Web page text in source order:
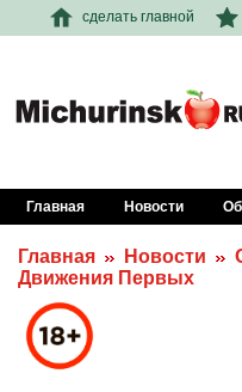
сделать главной
Главная Новости
Главная Новости
Движения Первых